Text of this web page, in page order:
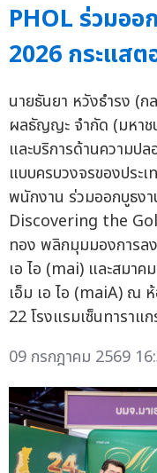
PHOL ร่วมอ
2026 กระแส
นายธันยา หวังธำรง (ก
ผลธัญญะ จำกัด (มหาช
และบริการด้านความป
แบบครบวงจรของประ
พนักงาน ร่วมออกบูธง
Discovering the
ทอง พลิกมุมมองการล
เอ ไอ (mai) และสมา
เอ็ม เอ ไอ (maiA) ณ
22 โรงแรมเซ็นทาราแ
09 กรกฎาคม 2569